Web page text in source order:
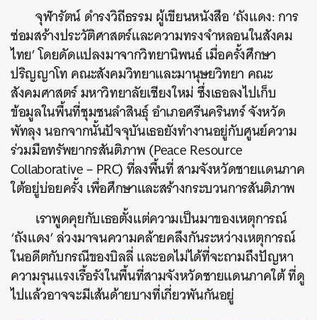
จุฬารัตน์ ดำรงวิถีธรรม ผู้เขียนหนังสือ ‘ถังแดง: การ
ซ่อมสร้างประวัติศาสตร์และความทรงจำหลอนในสังคม
ไทย’ โดยดัดแปลงมาจากวิทยานิพนธ์ เมื่อครั้งศึกษา
ปริญญาโท คณะสังคมวิทยาและมานุษยวิทยา คณะ
สังคมศาสตร์ มหาวิทยาลัยเชียงใหม่ ซึ่งเธอลงไปเก็บ
ข้อมูลในพื้นที่ชุมชนลำสินธุ์ อำเภอศรีนครินทร์ จังหวัด
พัทลุงนอกจากนั้นปัจจุบันเธอยังทำงานอยู่กับศูนย์ความ
ร่วมมือทรัพยากรสันติภาพ (Peace Resource
Collaborative – PRC)ที่ลงพื้นที่ สามจังหวัดชายแดนภาค
ใต้อยู่บ่อยครั้ง เพื่อศึกษาและสร้างกระบวนการสันติภาพ
เราพูดคุยกับเธอตั้งแต่ความเป็นมาของเหตุการณ์
‘ถังแดง’ ล่วงมาจนความคล้ายคลึงกันระหว่างเหตุการณ์
ในอดีตกับกรณีของบิลลี่ และอดไม่ได้ที่จะถามถึงปัญหา
ความรุนแรงเรื้อรังในพื้นที่สามจังหวัดชายแดนภาคใต้ ที่ดู
ไปแล้วอาจจะมีเส้นด้ายบางที่เกี่ยวพันกันอยู่